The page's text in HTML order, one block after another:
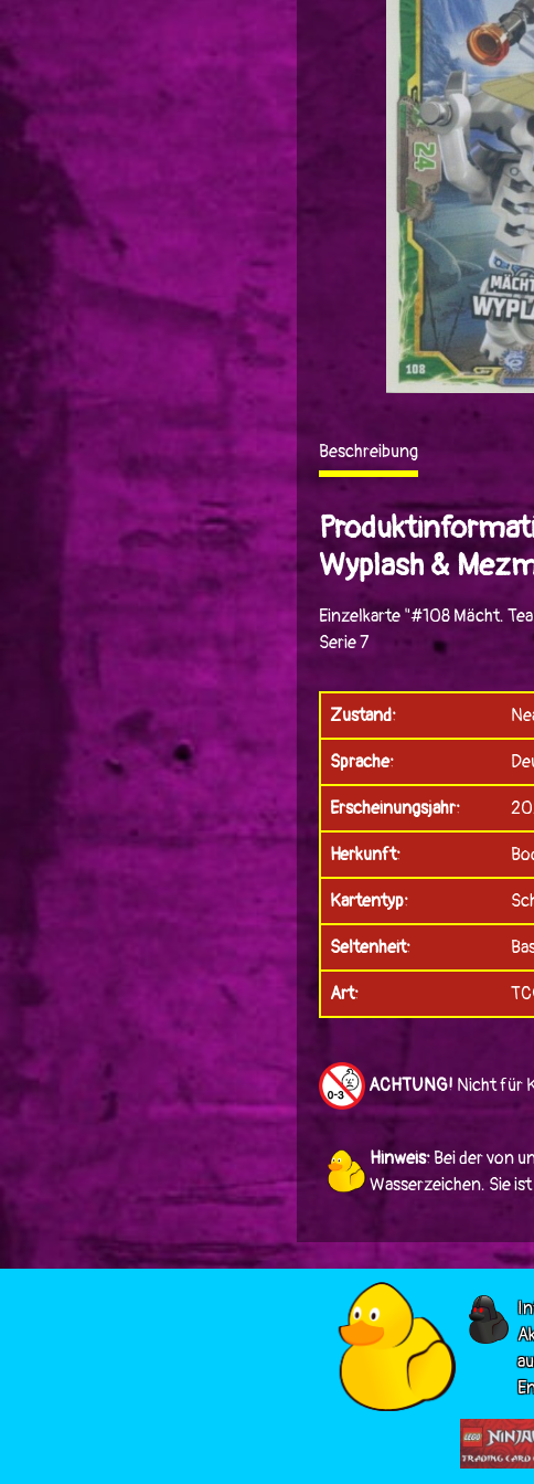
Beschreibung
Wyplash &
Einzelkarte "#108 Mächt.
Serie 7
Zustand:
Sprache:
Erscheinungsjahr:
Herkunft:
Kartentyp:
Seltenheit:
Art:
ACHTUNG! Nicht für
Hinweis: Bei der von
Wasserzeichen. Sie